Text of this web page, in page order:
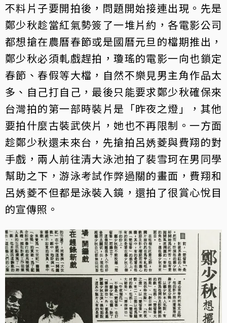
不料片子要開拍後，問題開始接連出現。先是
鄭少秋趁當紅氣勢簽了一堆片約，各電影公司
都想搶在農曆春節或是國曆元旦的檔期推出，
鄭少秋必須軋戲趕拍，瓊瑤的電影一向也鎖定
春節、春假等大檔，自然不樂見男主角作品太
多、自己打自己，最後只能要求鄭少秋確保來
台灣拍的第一部時裝片是「昨夜之燈」，其他
要拍什麼古裝武俠片，她也不再限制。一方面
趁鄭少秋還未來台，先搶拍呂㛢菱與費翔的對
手戲，兩人前往清大泳池拍了裴雪珂在男同學
幫助之下，游泳考試作弊過關的畫面，費翔和
呂㛢菱不但都是泳裝入鏡，還拍了很賞心悅目
的宣傳照。